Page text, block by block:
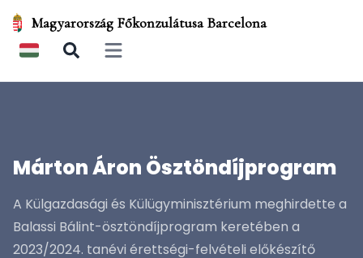
Magyarország Főkonzulátusa Barcelona
Open main menu
Márton Áron Ösztöndíjprogram
A Külgazdasági és Külügyminisztérium meghirdette a
Balassi Bálint-ösztöndíjprogram keretében a
2023/2024. tanévi érettségi-felvételi előkészítő